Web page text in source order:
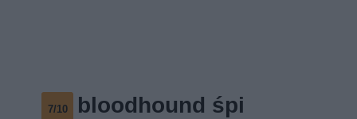
7/10 bloodhound śpi